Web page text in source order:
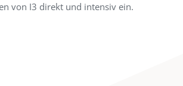
von I3 direkt und intensiv ein.